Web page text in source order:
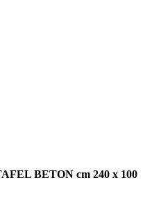
BETON cm 240 x 100